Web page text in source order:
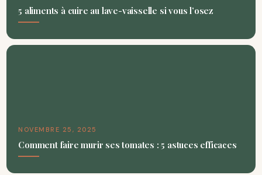
5 aliments à cuire au lave-vaisselle si vous l’osez
NOVEMBRE 25, 2025
Comment faire murir ses tomates : 5 astuces efficaces